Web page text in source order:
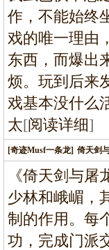
作，不能始终
戏的唯一理由
东西，而爆出
烦。玩到后来
戏基本没什么
太[阅读详细]
[奇迹Musf一条龙] 倚天剑
《倚天剑与
少林和峨嵋，
制的作用。每
功，完成门派